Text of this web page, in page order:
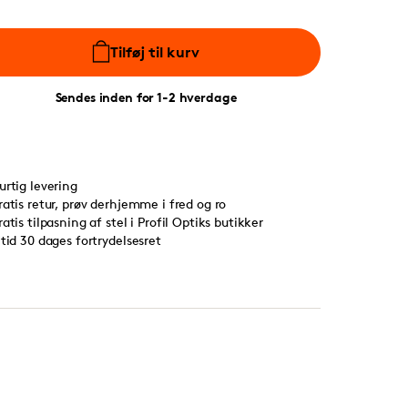
Tilføj til kurv
Sendes inden for 1-2 hverdage
levering
retur, prøv derhjemme i fred og ro
tilpasning af stel i Profil Optiks butikker
30 dages fortrydelsesret